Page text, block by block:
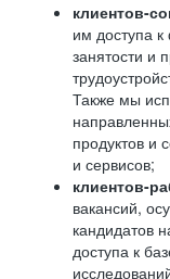
клиентов-
им доступа
занятости и
Также мы
продуктов и
и сервисов;
клиентов-
вакансий,
кандидатов
доступа к